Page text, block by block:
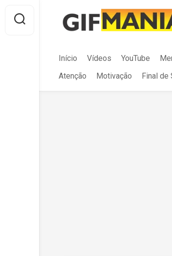
content
Início Vídeos YouTube
Atenção
Motivação Final de